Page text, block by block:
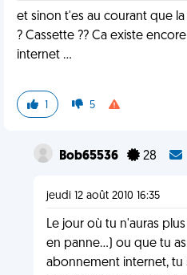
et sinon t'es au courant que
? Cassette ?? Ca existe
internet ...
1 5
Bob65536 28
jeudi 12 août 2010 16:35
Le jour où tu n'auras
en panne...) ou que tu
abonnement internet,